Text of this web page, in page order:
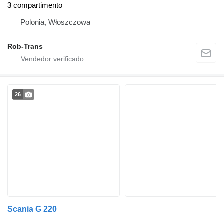
3 compartimento
Polonia, Włoszczowa
Rob-Trans
26
Scania G 220